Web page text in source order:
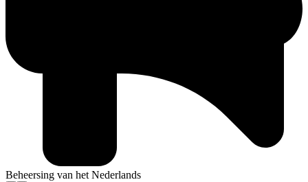
Beheersing van het Nederlands